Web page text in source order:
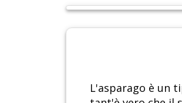
L'asparago è un